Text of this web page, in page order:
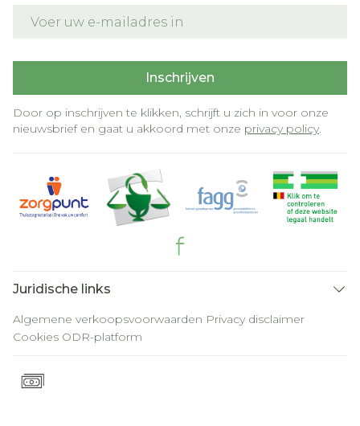
Inschrijven
Door op inschrijven te klikken, schrijft u zich in voor onze
nieuwsbrief en gaat u akkoord met onze privacy policy.
Juridische links
Algemene verkoopsvoorwaarden Privacy disclaimer
Cookies ODR-platform